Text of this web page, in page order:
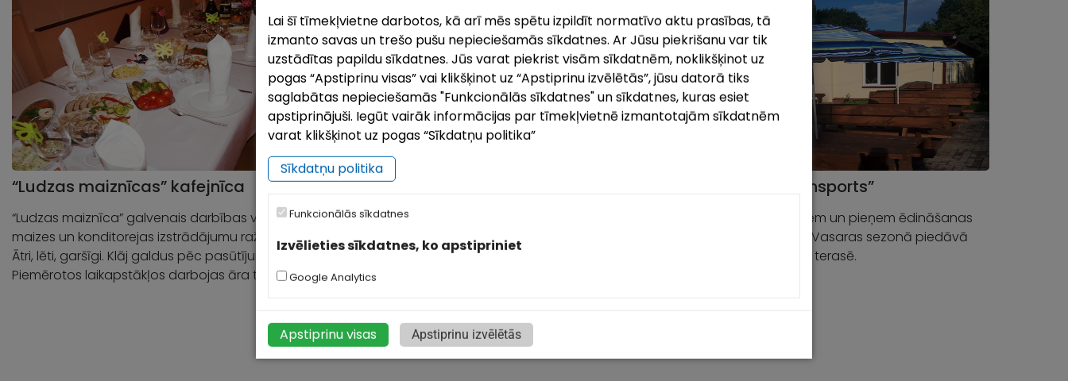
“Ludzas maiznīcas” kafejnīca
“Ludzas maiznīca” galvenais darbības veids ir
maizes un konditorejas izstrādājumu ražošana.
Ātri, lēti, garšīgi. Klāj galdus pēc pasūtījuma.
Piemērotos laikapstākļos darbojas āra terase.
Kafejnīca “Mabis”
Kafejnīca Mabis atrodas pilsētas centrā netālu no
autoostas un piedāvā gan izvēles ēdienkarti, gan
kompleksās pusdienas.
Kafejnīca “Niktransports”
Klāj galdus pasākumiem un pieņem ēdināšanas
pasūtījumus grupām. Vasaras sezonā piedāvā
iespēju pusdienot āra terasē.
1 2
Lai šī tīmekļvietne darbotos, kā arī mēs spētu izpildīt normatīvo aktu prasības, tā
izmanto savas un trešo pušu nepieciešamās sīkdatnes. Ar Jūsu piekrišanu var tik
uzstādītas papildu sīkdatnes. Jūs varat piekrist visām sīkdatnēm, noklikšķinot uz
pogas “Apstiprinu visas” vai klikšķinot uz “Apstiprinu izvēlētās”, jūsu datorā tiks
saglabātas nepieciešamās "Funkcionālās sīkdatnes" un sīkdatnes, kuras esiet
apstiprinājuši. Iegūt vairāk informācijas par tīmekļvietnē izmantotajām sīkdatnēm
varat klikšķinot uz pogas “Sīkdatņu politika”
Sīkdatņu politika
Funkcionālās sīkdatnes
Izvēlieties sīkdatnes, ko apstipriniet
Google Analytics
Apstiprinu visas Apstiprinu izvēlētās